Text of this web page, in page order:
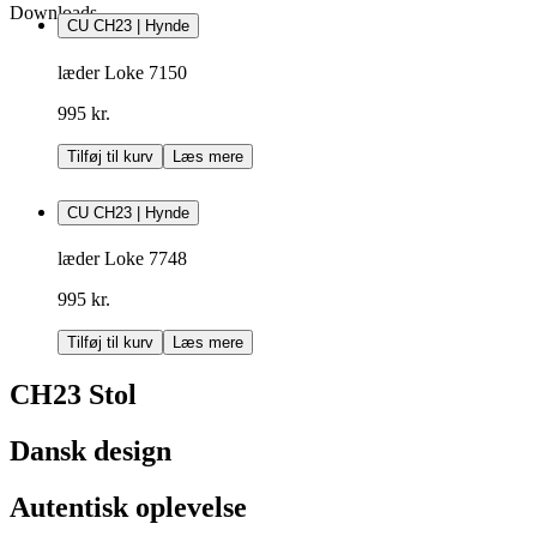
Downloads
CU CH23 | Hynde
læder Loke 7150
995 kr.
Tilføj til kurv Læs mere
CU CH23 | Hynde
læder Loke 7748
995 kr.
Tilføj til kurv Læs mere
CH23 Stol
Dansk design
Autentisk oplevelse